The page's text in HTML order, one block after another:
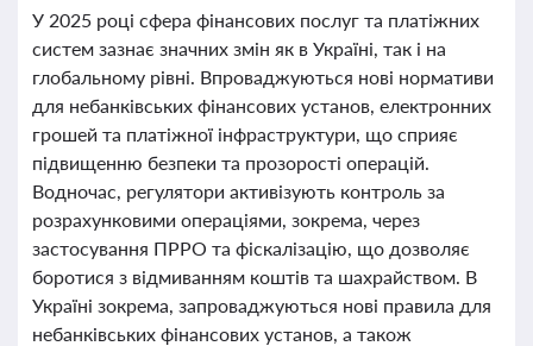
У 2025 році сфера фінансових послуг та платіжних
систем зазнає значних змін як в Україні, так і на
глобальному рівні. Впроваджуються нові нормативи
для небанківських фінансових установ, електронних
грошей та платіжної інфраструктури, що сприяє
підвищенню безпеки та прозорості операцій.
Водночас, регулятори активізують контроль за
розрахунковими операціями, зокрема, через
застосування ПРРО та фіскалізацію, що дозволяє
боротися з відмиванням коштів та шахрайством. В
Україні зокрема, запроваджуються нові правила для
небанківських фінансових установ, а також